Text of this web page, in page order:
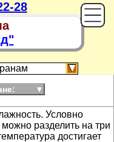
28
▼
Условно
разделить на три
достигает